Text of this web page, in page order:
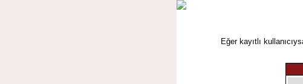
Eğer kayıtlı